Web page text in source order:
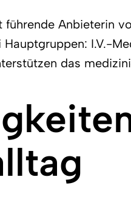
Anbieterin
I.V.-
das